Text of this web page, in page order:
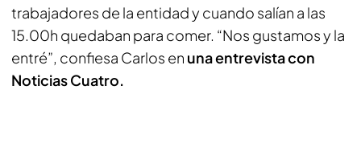
trabajadores de la entidad y cuando salían a las
15.00h quedaban para comer. “Nos gustamos y la
entré”, confiesa Carlos en una entrevista con
Noticias Cuatro.